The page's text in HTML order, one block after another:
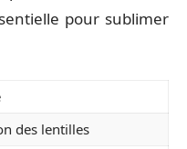
pour sublimer
des lentilles